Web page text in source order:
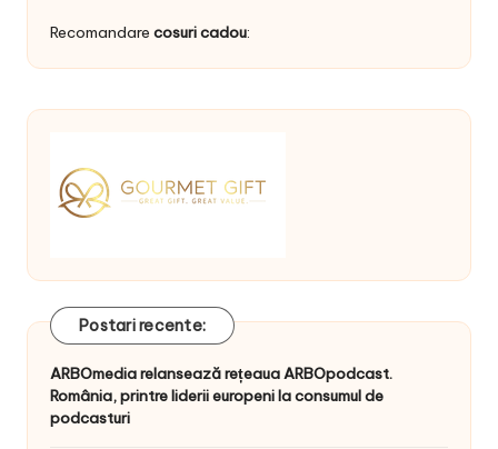
Recomandare cosuri cadou:
Postari recente:
ARBOmedia relansează rețeaua ARBOpodcast.
România, printre liderii europeni la consumul de
podcasturi